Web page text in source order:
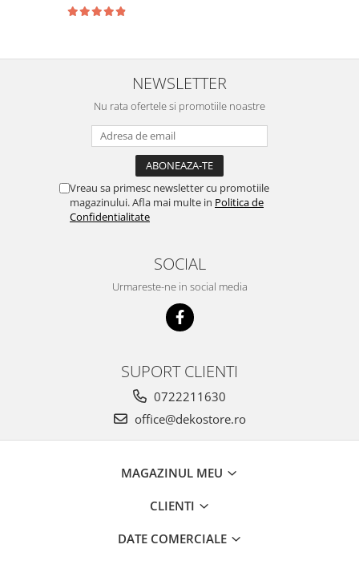
NEWSLETTER
Nu rata ofertele si promotiile noastre
Vreau sa primesc newsletter cu promotiile
magazinului. Afla mai multe in Politica de
Confidentialitate
SOCIAL
Urmareste-ne in social media
SUPORT CLIENTI
0722211630
office@dekostore.ro
MAGAZINUL MEU
CLIENTI
DATE COMERCIALE